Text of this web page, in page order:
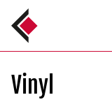
Vinyl